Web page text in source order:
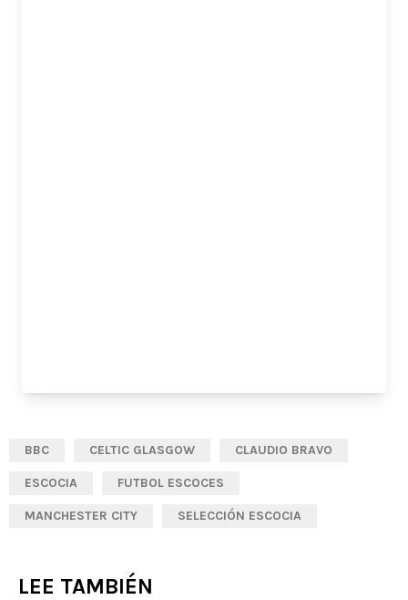
BBC CELTIC GLASGOW CLAUDIO BRAVO
ESCOCIA FUTBOL ESCOCES
MANCHESTER CITY SELECCIÓN ESCOCIA
LEE TAMBIÉN